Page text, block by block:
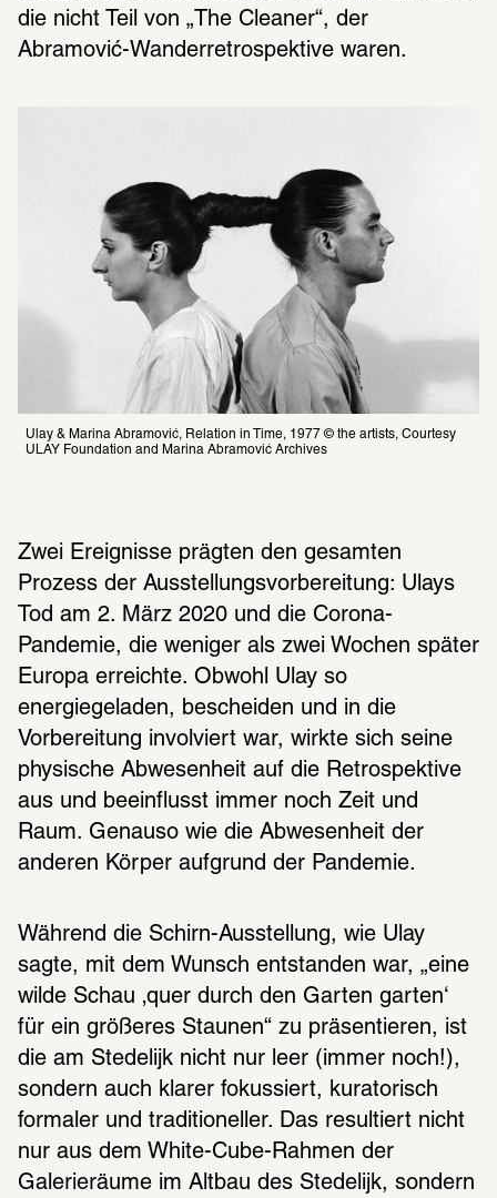
die nicht Teil von „The Cleaner“, der
Abramović-Wanderretrospektive waren.
Ulay & Marina Abramović, Relation in Time, 1977 © the artists, Courtesy
ULAY Foundation and Marina Abramović Archives
Zwei Ereignisse prägten den gesamten
Prozess der Ausstellungsvorbereitung: Ulays
Tod am 2. März 2020 und die Corona-
Pandemie, die weniger als zwei Wochen später
Europa erreichte. Obwohl Ulay so
energiegeladen, bescheiden und in die
Vorbereitung involviert war, wirkte sich seine
physische Abwesenheit auf die Retrospektive
aus und beeinflusst immer noch Zeit und
Raum. Genauso wie die Abwesenheit der
anderen Körper aufgrund der Pandemie.
Während die Schirn-Ausstellung, wie Ulay
sagte, mit dem Wunsch entstanden war, „eine
wilde Schau ‚quer durch den Garten garten‘
für ein größeres Staunen“ zu präsentieren, ist
die am Stedelijk nicht nur leer (immer noch!),
sondern auch klarer fokussiert, kuratorisch
formaler und traditioneller. Das resultiert nicht
nur aus dem White-Cube-Rahmen der
Galerieräume im Altbau des Stedelijk, sondern